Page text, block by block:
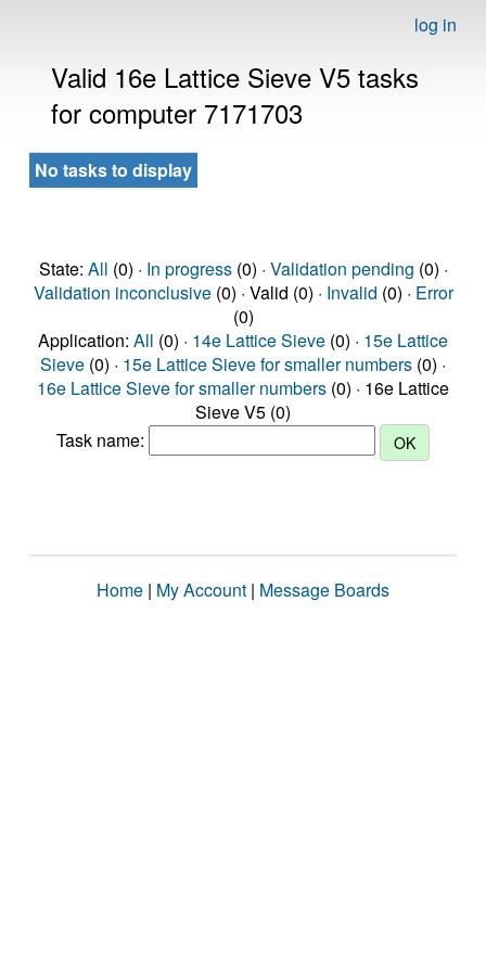
log in
Valid 16e Lattice Sieve V5 tasks
for computer 7171703
No tasks to display
State: All (0) · In progress(0) · Validation pending (0) ·
Validation inconclusive(0) · Valid (0) · Invalid (0) · Error
(0)
Application: All (0) · 14e Lattice Sieve (0) · 15e Lattice
Sieve (0) · 15e Lattice Sieve for smaller numbers (0) ·
16e Lattice Sieve for smaller numbers (0) · 16e Lattice
Sieve V5 (0)
Task name:
Home | My Account | Message Boards